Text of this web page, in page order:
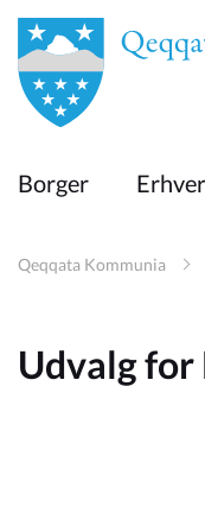
en
Borger
Erhverv
Politik
Turisme
Borger
Qeqqata Kommunia
Udvalg for